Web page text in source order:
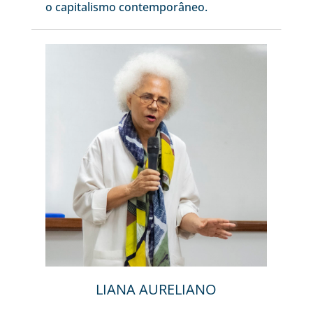
o capitalismo contemporâneo.
LIANA AURELIANO